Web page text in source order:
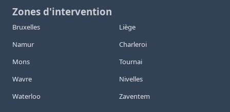
Zones d'intervention
Bruxelles
Liège
Namur
Charleroi
Mons
Tournai
Wavre
Nivelles
Waterloo
Zaventem